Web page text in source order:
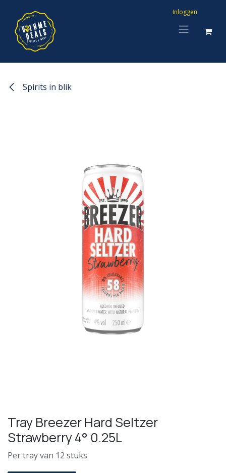
Inloggen
Spirits in blik
Tray Breezer Hard Seltzer
Strawberry 4° 0.25L
Per tray van 12 stuks